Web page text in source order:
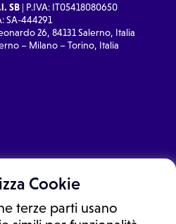
Cookie
terze parti usano
SB| P.IVA: IT05418080650
SA-444291
26, 84131 Salerno, Italia
– Milano – Torino, Italia